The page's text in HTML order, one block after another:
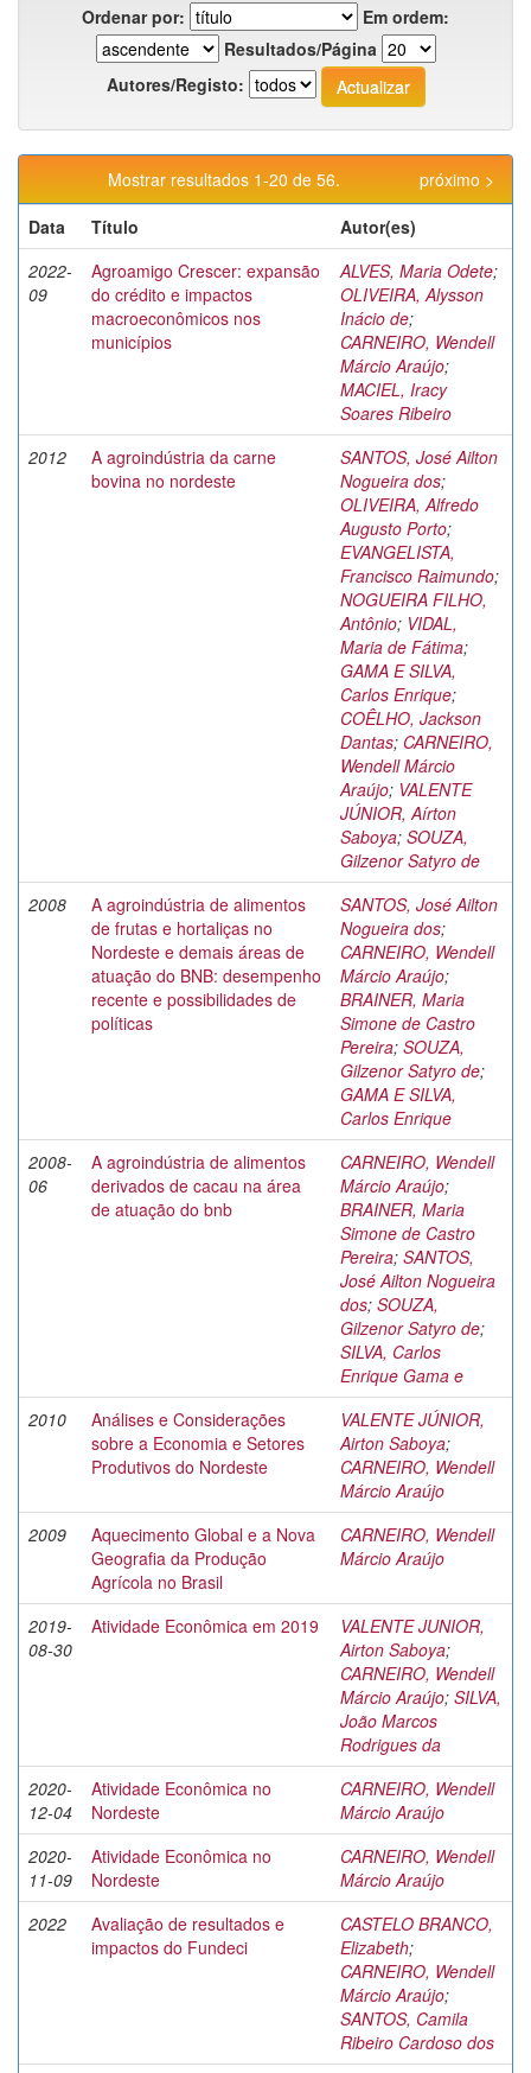
Ordenar por:
Em ordem:
Resultados/Página
Autores/Registo:
Mostrar resultados 1-20 de 56.
próximo >
Data
Título
Autor(es)
2022-
09
Agroamigo Crescer: expansão
do crédito e impactos
macroeconômicos nos
municípios
ALVES, Maria Odete;
OLIVEIRA, Alysson
Inácio de;
CARNEIRO, Wendell
Márcio Araújo;
MACIEL, Iracy
Soares Ribeiro
2012
A agroindústria da carne
bovina no nordeste
SANTOS, José Ailton
Nogueira dos;
OLIVEIRA, Alfredo
Augusto Porto;
EVANGELISTA,
Francisco Raimundo;
NOGUEIRA FILHO,
Antônio; VIDAL,
Maria de Fátima;
GAMA E SILVA,
Carlos Enrique;
COÊLHO, Jackson
Dantas; CARNEIRO,
Wendell Márcio
Araújo; VALENTE
JÚNIOR, Aírton
Saboya; SOUZA,
Gilzenor Satyro de
2008
A agroindústria de alimentos
de frutas e hortaliças no
Nordeste e demais áreas de
atuação do BNB: desempenho
recente e possibilidades de
políticas
SANTOS, José Ailton
Nogueira dos;
CARNEIRO, Wendell
Márcio Araújo;
BRAINER, Maria
Simone de Castro
Pereira; SOUZA,
Gilzenor Satyro de;
GAMA E SILVA,
Carlos Enrique
2008-
06
A agroindústria de alimentos
derivados de cacau na área
de atuação do bnb
CARNEIRO, Wendell
Márcio Araújo;
BRAINER, Maria
Simone de Castro
Pereira; SANTOS,
José Ailton Nogueira
dos; SOUZA,
Gilzenor Satyro de;
SILVA, Carlos
Enrique Gama e
2010
Análises e Considerações
sobre a Economia e Setores
Produtivos do Nordeste
VALENTE JÚNIOR,
Airton Saboya;
CARNEIRO, Wendell
Márcio Araújo
2009
Aquecimento Global e a Nova
Geografia da Produção
Agrícola no Brasil
CARNEIRO, Wendell
Márcio Araújo
2019-
08-30
Atividade Econômica em 2019
VALENTE JUNIOR,
Airton Saboya;
CARNEIRO, Wendell
Márcio Araújo; SILVA,
João Marcos
Rodrigues da
2020-
12-04
Atividade Econômica no
Nordeste
CARNEIRO, Wendell
Márcio Araújo
2020-
11-09
Atividade Econômica no
Nordeste
CARNEIRO, Wendell
Márcio Araújo
2022
Avaliação de resultados e
impactos do Fundeci
CASTELO BRANCO,
Elizabeth;
CARNEIRO, Wendell
Márcio Araújo;
SANTOS, Camila
Ribeiro Cardoso dos